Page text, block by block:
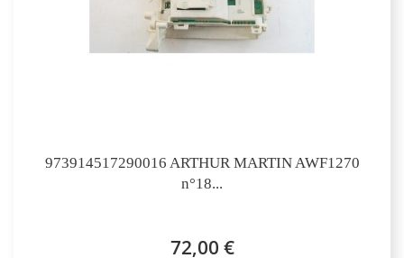
973914517290016 ARTHUR MARTIN AWF1270
n°18...
72,00 €